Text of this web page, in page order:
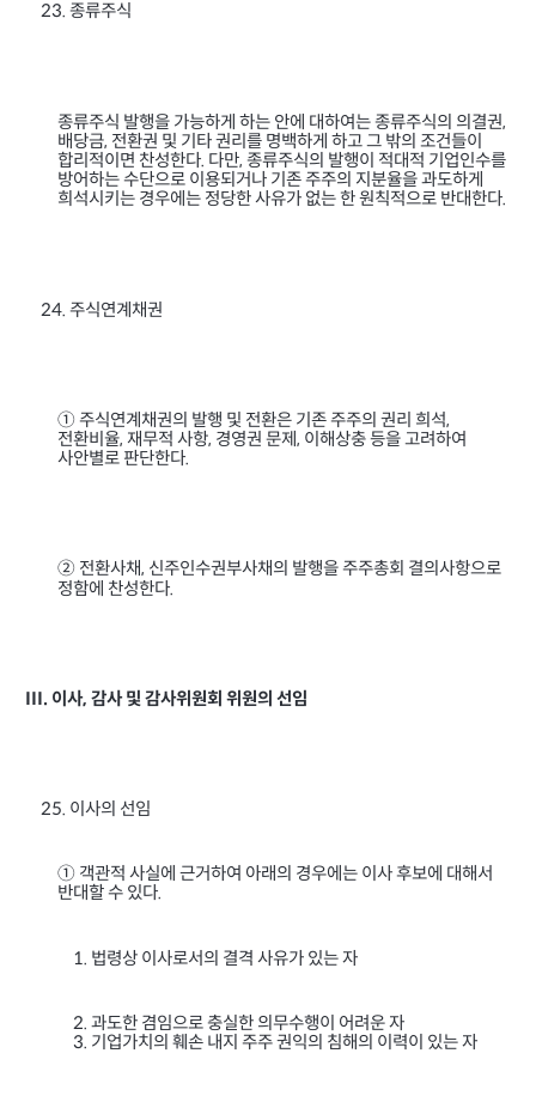
23.종류주식
종류주식 발행을 가능하게 하는 안에 대하여는 종류주식의 의결권,
배당금, 전환권 및 기타 권리를 명백하게 하고 그 밖의 조건들이
합리적이면 찬성한다. 다만, 종류주식의 발행이 적대적 기업인수를
방어하는 수단으로 이용되거나 기존 주주의 지분율을 과도하게
희석시키는 경우에는 정당한 사유가 없는 한 원칙적으로 반대한다.
24.주식연계채권
① 주식연계채권의 발행 및 전환은 기존 주주의 권리 희석,
전환비율, 재무적 사항, 경영권 문제 , 이해상충 등을 고려하여
사안별로 판단한다.
② 전환사채, 신주인수권부사채의 발행을 주주총회 결의사항으로
정함에 찬성한다.
III. 이사, 감사 및 감사위원회 위원의 선임
25. 이사의 선임
① 객관적 사실에 근거하여 아래의 경우에는 이사 후보에 대해서
반대할 수 있다.
1. 법령상 이사로서의 결격 사유가 있는 자
2. 과도한 겸임으로 충실한 의무수행이 어려운 자
3. 기업가치의 훼손 내지 주주 권익의 침해의 이력이 있는 자